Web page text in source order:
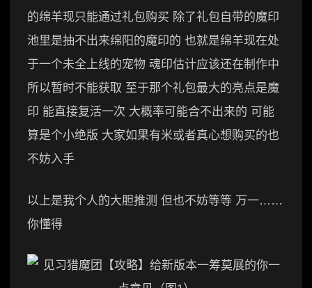
的绵羊现只能通过礼包购买 除了礼包自带的魔印
池里是抽不出来绵阳的魔印的 也就是绵羊现在处
于一个未全上线的宠物 魂印估计应该还在制作中
所以暂时不能获取 至于那个礼包最大的亮点是魔
印 能直接复活一次 大概率可能合不出来的 可能
算是个小绝版 大家如果有米或者真心想购买的也
不妨入手
以上是我个人的大胆推测 但也不妨等等 万一……
你懂得